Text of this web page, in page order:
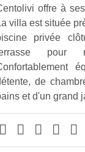
offre à
villa est située
privée
pour
de
et d'un grand